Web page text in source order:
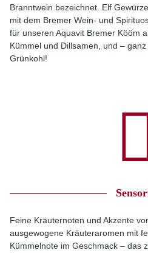
Branntwein bezeichnet. Elf
mit dem Bremer Wein- und
für unseren Aquavit Bremer Kööm
Kümmel und Dillsamen, und –
Grünkohl!
Feine Kräuternoten und Akzente
ausgewogene Kräuteraromen mit
Kümmelnote im Geschmack – das